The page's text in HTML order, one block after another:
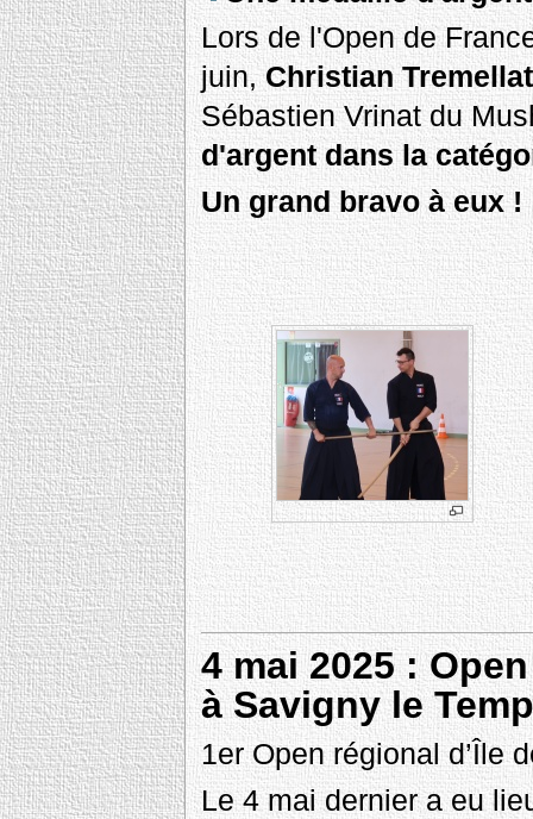
Lors de l'Open de
juin,Christian
Sébastien Vrinat du
d'argent dans la
Un grand bravo à eux !
4 mai 2025 :
à Savigny le
1er Open régional d’Île
Le 4 mai dernier a eu